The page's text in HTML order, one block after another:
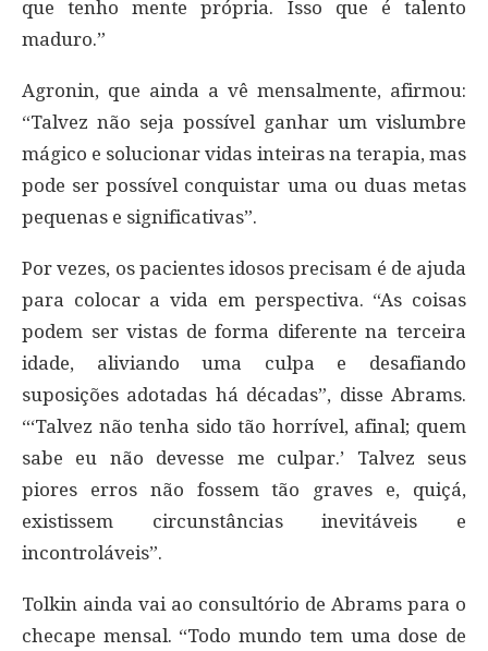
que tenho mente própria. Isso que é talento
maduro.”
Agronin, que ainda a vê mensalmente, afirmou:
“Talvez não seja possível ganhar um vislumbre
mágico e solucionar vidas inteiras na terapia, mas
pode ser possível conquistar uma ou duas metas
pequenas e significativas”.
Por vezes, os pacientes idosos precisam é de ajuda
para colocar a vida em perspectiva. “As coisas
podem ser vistas de forma diferente na terceira
idade, aliviando uma culpa e desafiando
suposições adotadas há décadas”, disse Abrams.
“‘Talvez não tenha sido tão horrível, afinal; quem
sabe eu não devesse me culpar.’ Talvez seus
piores erros não fossem tão graves e, quiçá,
existissem circunstâncias inevitáveis e
incontroláveis”.
Tolkin ainda vai ao consultório de Abrams para o
checape mensal. “Todo mundo tem uma dose de